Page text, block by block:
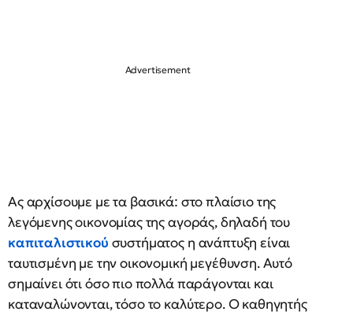
Ας αρχίσουμε με τα βασικά: στο πλαίσιο της
λεγόμενης οικονομίας της αγοράς, δηλαδή του
καπιταλιστικού συστήματος η ανάπτυξη είναι
ταυτισμένη με την οικονομική μεγέθυνση. Αυτό
σημαίνει ότι όσο πιο πολλά παράγονται και
καταναλώνονται, τόσο το καλύτερο. Ο καθηγητής